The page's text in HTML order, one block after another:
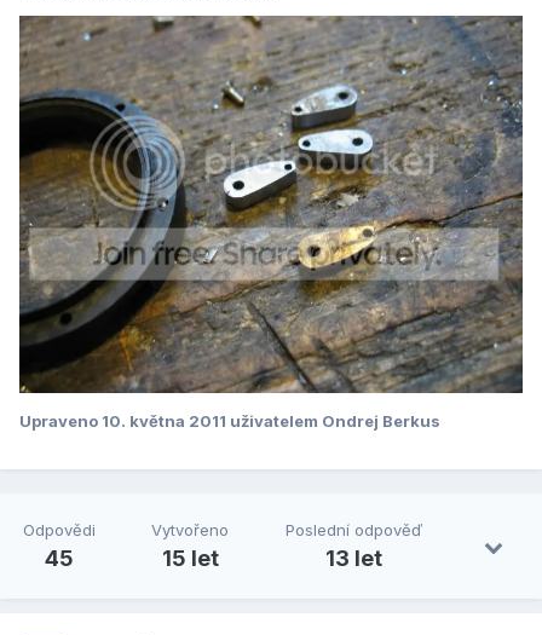
Upraveno 10. května 2011 uživatelem Ondrej Berkus
Odpovědi
45
Vytvořeno
15 let
Poslední odpověď
13 let